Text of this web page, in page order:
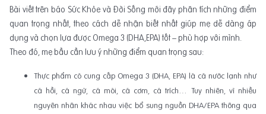
Bài viết trên báo Sức Khỏe và Đời Sống mới đây phân tích những điểm
quan trọng nhất, theo cách dễ nhận biết nhất giúp mẹ dễ dàng áp
dụng và chọn lựa được Omega 3 (DHA,EPA) tốt – phù hợp với mình.
Theo đó, mẹ bầu cần lưu ý những điểm quan trọng sau:
Thực phẩm có cung cấp Omega 3 (DHA, EPA) là cá nước lạnh như
cá hồi, cá ngừ, cá mòi, cá cơm, cá trích… Tuy nhiên, vì nhiều
nguyên nhân khác nhau việc bổ sung nguồn DHA/EPA thông qua